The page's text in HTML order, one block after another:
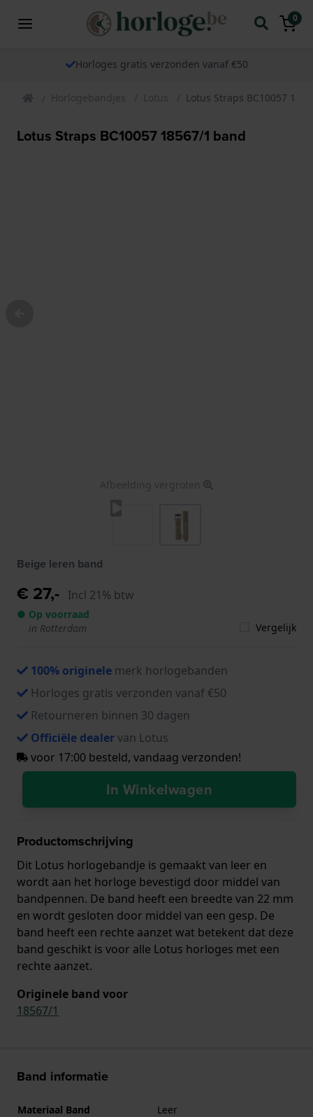
0
Horloges gratis verzonden vanaf €50
Horlogebandjes Lotus Lotus Straps BC10057
Lotus Straps BC10057 18567/1 band
Afbeelding vergroten
Beige leren band
€ 27,- Incl 21% btw
● Op voorraad
in Rotterdam
Vergelijk
100% originele merk horlogebanden
Horloges gratis verzonden vanaf €50
Retourneren binnen 30 dagen
Officiële dealervan Lotus
voor 17:00 besteld, vandaag verzonden!
In Winkelwagen
Productomschrijving
Dit Lotus horlogebandje is gemaakt van leer en
wordt aan het horloge bevestigd door middel van
bandpennen. De band heeft een breedte van 22 mm
en wordt gesloten door middel van een gesp. De
band heeft een rechte aanzet wat betekent dat deze
band geschikt is voor alle Lotus horloges met een
rechte aanzet.
Originele band voor
18567/1
Band informatie
Materiaal Band
Leer